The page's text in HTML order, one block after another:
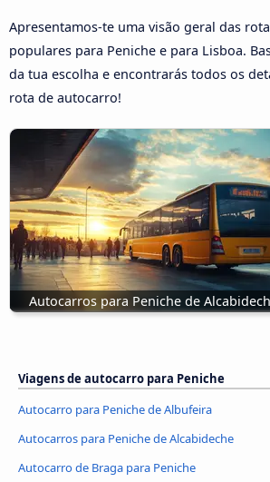
Apresentamos-te uma visão geral das
populares para Peniche e para Lisboa.
da tua escolha e encontrarás todos os
rota de autocarro!
Autocarros para Peniche de
Viagens de autocarro para Peniche
Autocarro para Peniche de Albufeira
Autocarros para Peniche de Alcabideche
Autocarro de Braga para Peniche